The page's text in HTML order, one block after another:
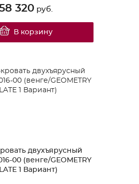
320 руб.
В корзину
двухъярусный
00 (венге/GEOMETRY
1 Вариант)